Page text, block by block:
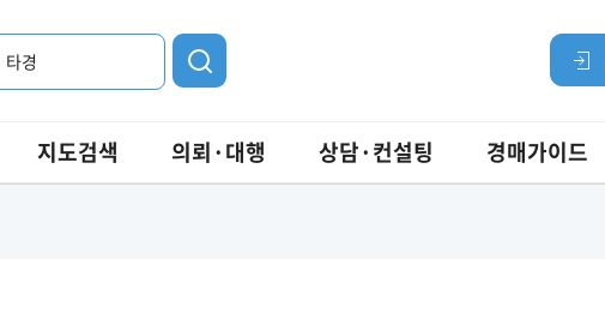
타경
지도검색 의뢰·대행 상담·컨설팅 경매가이드